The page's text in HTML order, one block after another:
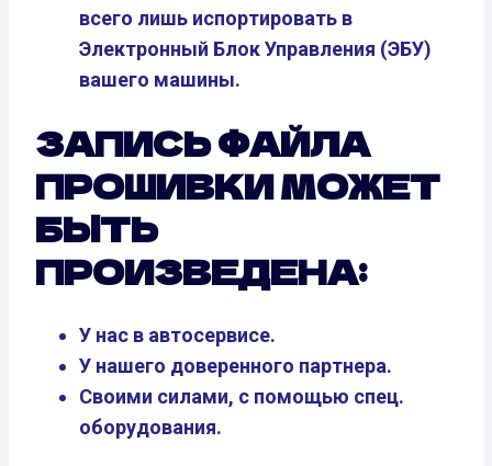
всего лишь испортировать в
Электронный Блок Управления (ЭБУ)
вашего машины.
ЗАПИСЬ ФАЙЛА
ПРОШИВКИ МОЖЕТ
БЫТЬ
ПРОИЗВЕДЕНА:
У нас в автосервисе.
У нашего доверенного партнера.
Своими силами, с помощью спец.
оборудования.